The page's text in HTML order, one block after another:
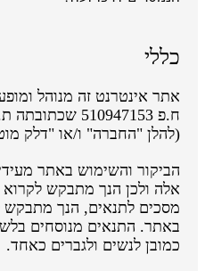
כללי
אתר אינטרנט זה מנוהל
(להלן "החברה" ו/או "דלק
הביקור והשימוש באתר
אלה ולכן הנך מתבקש לקרוא
מסכים לתנאים, הנך מתבקש
באתר. התנאים מנוסחים
כמובן לנשים ולגברים כאחד.